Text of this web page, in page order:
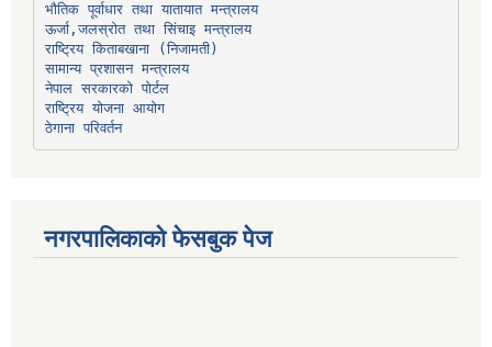
भौतिक पूर्वाधार तथा यातायात मन्त्रालय
ऊर्जा,जलस्रोत तथा सिंचाइ मन्त्रालय
सामान्य प्रशासन मन्त्रालय
नेपाल सरकारको पोर्टल
राष्ट्रिय योजना आयोग
ठेगाना परिवर्तन
नगरपालिकाको फेसबुक पेज